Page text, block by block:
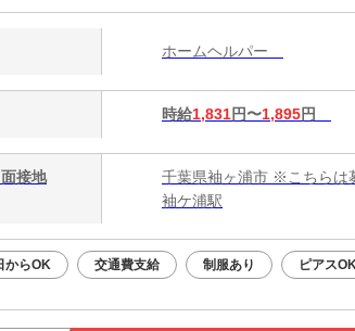
ホームヘルパー
時給1,831円〜1,895円
接地
千葉県袖ヶ浦市 ※こちらは
袖ケ浦駅
からOK 交通費支給 制服あり ピアス